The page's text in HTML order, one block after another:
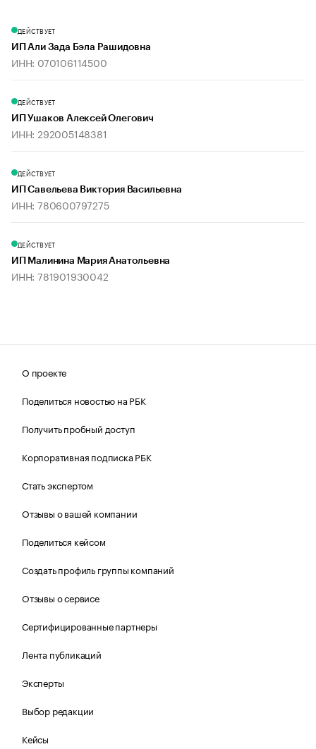
ДЕЙСТВУЕТ
ИП Али Зада Бэла Рашидовна
ИНН: 070106114500
ДЕЙСТВУЕТ
ИП Ушаков Алексей Олегович
ИНН: 292005148381
ДЕЙСТВУЕТ
ИП Савельева Виктория Васильевна
ИНН: 780600797275
ДЕЙСТВУЕТ
ИП Малинина Мария Анатольевна
ИНН: 781901930042
О проекте
Поделиться новостью на РБК
Получить пробный доступ
Корпоративная подписка РБК
Стать экспертом
Отзывы о вашей компании
Поделиться кейсом
Создать профиль группы компаний
Отзывы о сервисе
Сертифицированные партнеры
Лента публикаций
Эксперты
Выбор редакции
Кейсы